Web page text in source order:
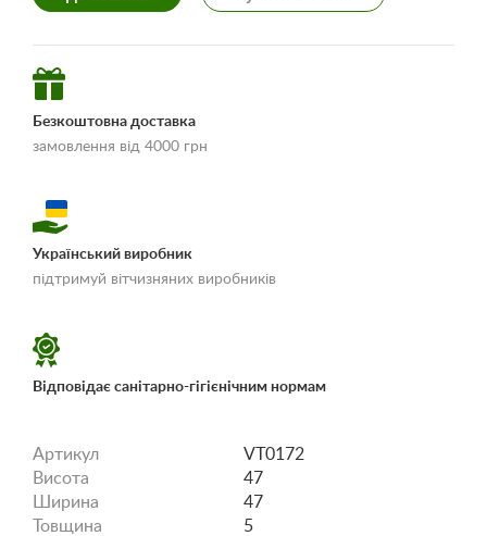
Безкоштовна доставка
замовлення від 4000 грн
«Умови доставки і
Український виробник
підтримуй вітчизняних виробників
Відповідає санітарно-гігієнічним нормам
Артикул
VT0172
Висота
47
Ширина
47
Товщина
5